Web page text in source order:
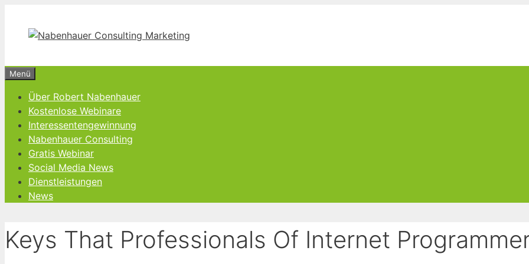
springen
Menü
Über Robert Nabenhauer
Kostenlose Webinare
Interessentengewinnung
Nabenhauer Consulting
Gratis Webinar
Social Media News
Dienstleistungen
News
Keys That Professionals Of Internet